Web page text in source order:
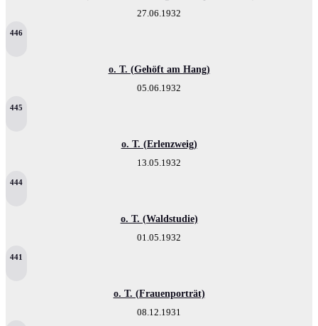
27.06.1932
446
o. T. (Gehöft am Hang)
05.06.1932
445
o. T. (Erlenzweig)
13.05.1932
444
o. T. (Waldstudie)
01.05.1932
441
o. T. (Frauenporträt)
08.12.1931